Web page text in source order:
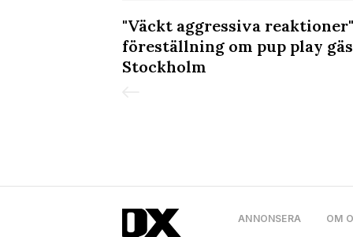
"Väckt aggressiva
föreställning om pup play
Stockholm
ANNONSERA OM